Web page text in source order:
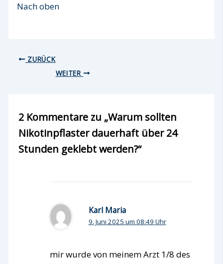
Nach oben
ZURÜCK
WEITER
2 Kommentare zu „Warum sollten
Nikotinpflaster dauerhaft über 24
Stunden geklebt werden?“
Karl Maria
9. Juni 2025 um 08:49 Uhr
mir wurde von meinem Arzt 1/8 des